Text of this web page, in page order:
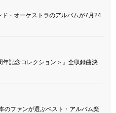
・オーケストラのアルバムが7月24
年記念コレクション＞』全収録曲決
のファンが選ぶベスト・アルバム楽